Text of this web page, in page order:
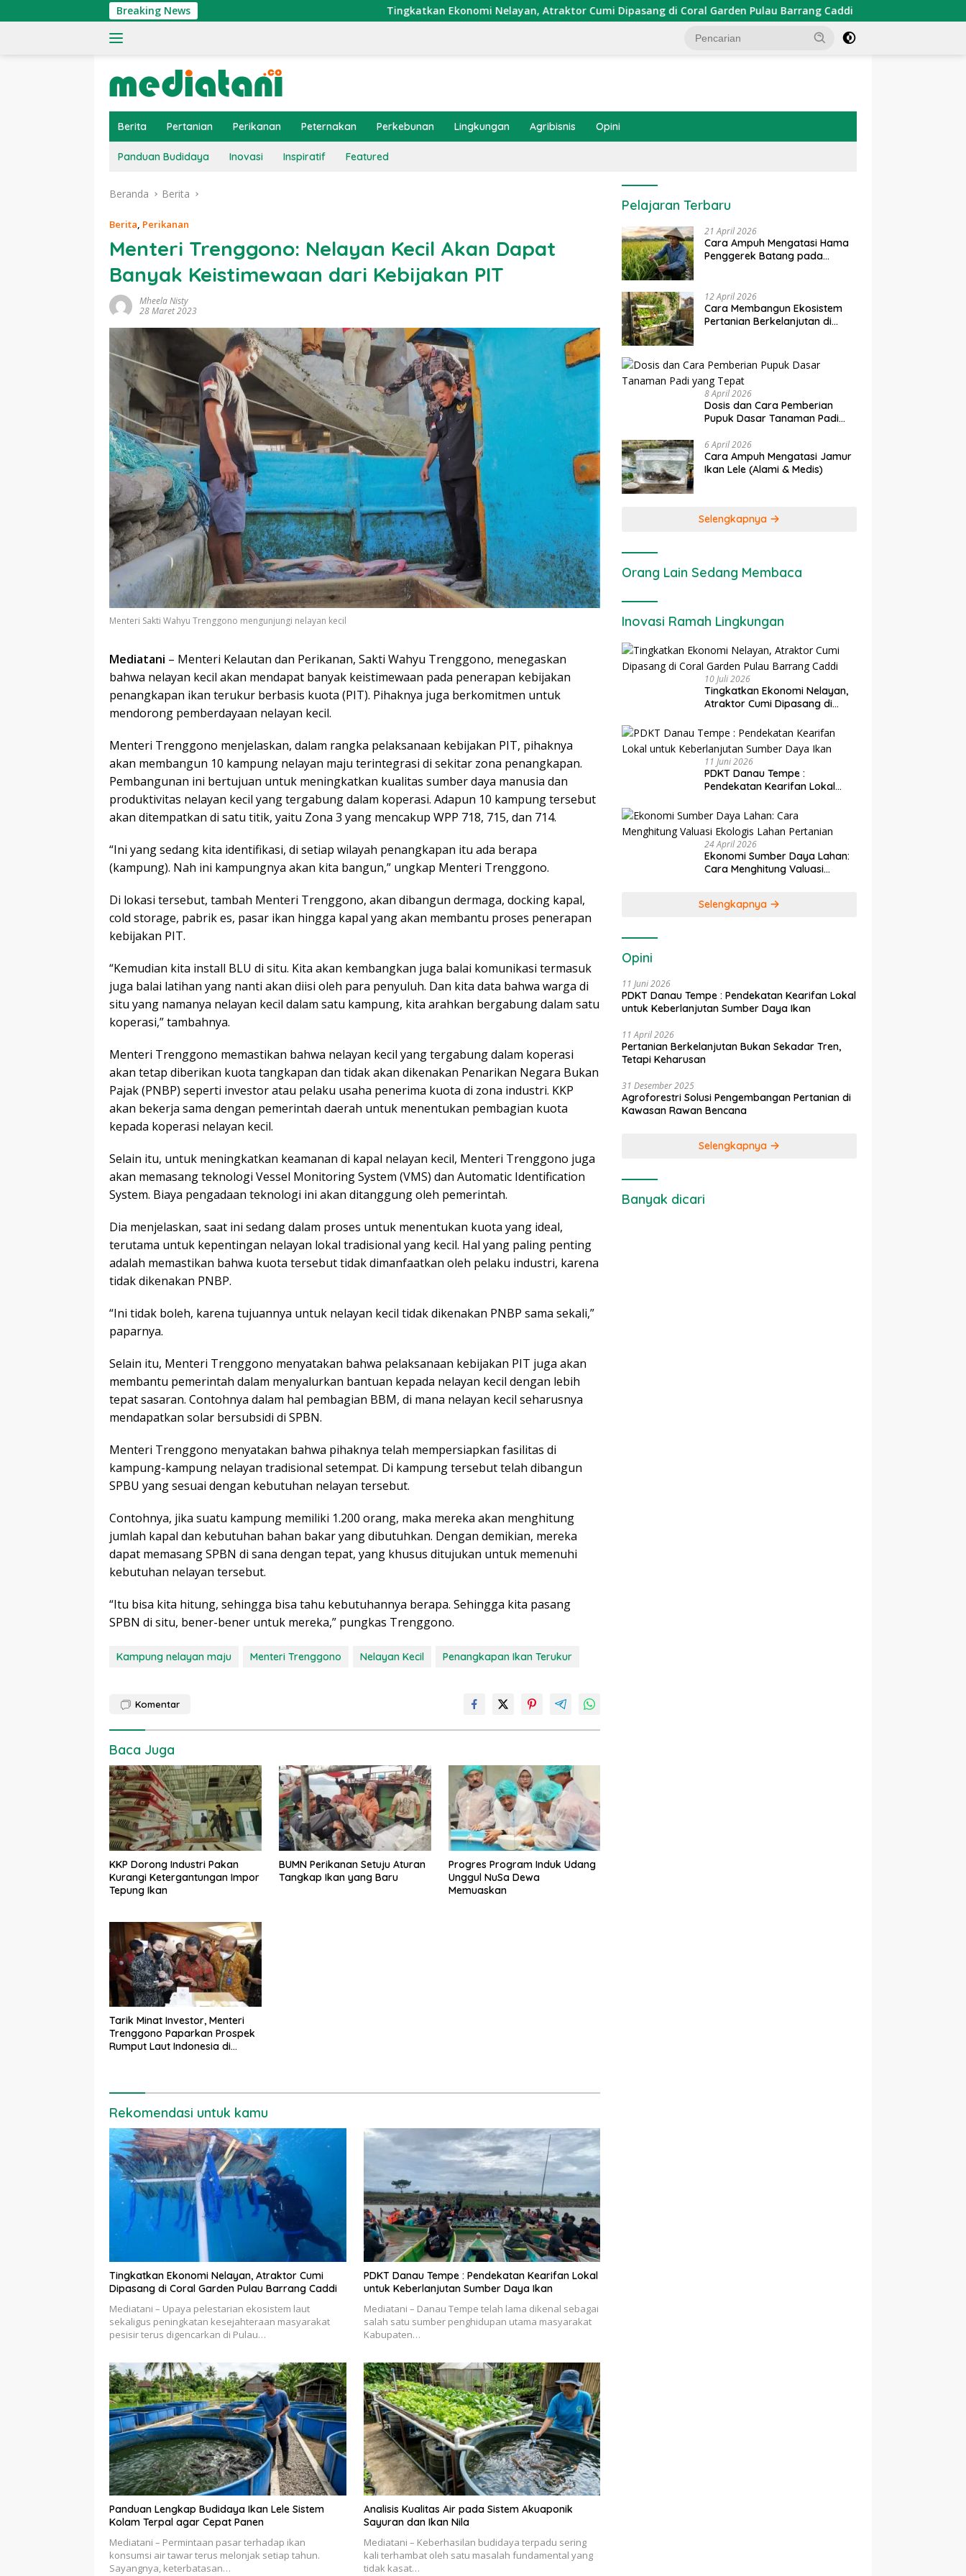
ke
Breaking News Tingkatkan Ekonomi Nelayan, Atraktor Cumi Dipasang di Coral Garden Pulau Barrang Caddi PDKT Danau Tempe :
Berita Pertanian Perikanan Peternakan Perkebunan Lingkungan Agribisnis Opini
Panduan Budidaya Inovasi Inspiratif Featured
Beranda Berita
Berita, Perikanan
Menteri Trenggono: Nelayan Kecil Akan Dapat
Banyak Keistimewaan dari Kebijakan PIT
Mheela Nisty
28 Maret 2023
Menteri Sakti Wahyu Trenggono mengunjungi nelayan kecil
Mediatani – Menteri Kelautan dan Perikanan, Sakti Wahyu Trenggono, menegaskan
bahwa nelayan kecil akan mendapat banyak keistimewaan pada penerapan kebijakan
penangkapan ikan terukur berbasis kuota (PIT). Pihaknya juga berkomitmen untuk
mendorong pemberdayaan nelayan kecil.
Menteri Trenggono menjelaskan, dalam rangka pelaksanaan kebijakan PIT, pihaknya
akan membangun 10 kampung nelayan maju terintegrasi di sekitar zona penangkapan.
Pembangunan ini bertujuan untuk meningkatkan kualitas sumber daya manusia dan
produktivitas nelayan kecil yang tergabung dalam koperasi. Adapun 10 kampung tersebut
akan ditempatkan di satu titik, yaitu Zona 3 yang mencakup WPP 718, 715, dan 714.
“Ini yang sedang kita identifikasi, di setiap wilayah penangkapan itu ada berapa
(kampung). Nah ini kampungnya akan kita bangun,” ungkap Menteri Trenggono.
Di lokasi tersebut, tambah Menteri Trenggono, akan dibangun dermaga, docking kapal,
cold storage, pabrik es, pasar ikan hingga kapal yang akan membantu proses penerapan
kebijakan PIT.
“Kemudian kita install BLU di situ. Kita akan kembangkan juga balai komunikasi termasuk
juga balai latihan yang nanti akan diisi oleh para penyuluh. Dan kita data bahwa warga di
situ yang namanya nelayan kecil dalam satu kampung, kita arahkan bergabung dalam satu
koperasi,” tambahnya.
Menteri Trenggono memastikan bahwa nelayan kecil yang tergabung dalam koperasi
akan tetap diberikan kuota tangkapan dan tidak akan dikenakan Penarikan Negara Bukan
Pajak (PNBP) seperti investor atau pelaku usaha penerima kuota di zona industri. KKP
akan bekerja sama dengan pemerintah daerah untuk menentukan pembagian kuota
kepada koperasi nelayan kecil.
Selain itu, untuk meningkatkan keamanan di kapal nelayan kecil, Menteri Trenggono juga
akan memasang teknologi Vessel Monitoring System (VMS) dan Automatic Identification
System. Biaya pengadaan teknologi ini akan ditanggung oleh pemerintah.
Dia menjelaskan, saat ini sedang dalam proses untuk menentukan kuota yang ideal,
terutama untuk kepentingan nelayan lokal tradisional yang kecil. Hal yang paling penting
adalah memastikan bahwa kuota tersebut tidak dimanfaatkan oleh pelaku industri, karena
tidak dikenakan PNBP.
“Ini tidak boleh, karena tujuannya untuk nelayan kecil tidak dikenakan PNBP sama sekali,”
paparnya.
Selain itu, Menteri Trenggono menyatakan bahwa pelaksanaan kebijakan PIT juga akan
membantu pemerintah dalam menyalurkan bantuan kepada nelayan kecil dengan lebih
tepat sasaran. Contohnya dalam hal pembagian BBM, di mana nelayan kecil seharusnya
mendapatkan solar bersubsidi di SPBN.
Menteri Trenggono menyatakan bahwa pihaknya telah mempersiapkan fasilitas di
kampung-kampung nelayan tradisional setempat. Di kampung tersebut telah dibangun
SPBU yang sesuai dengan kebutuhan nelayan tersebut.
Contohnya, jika suatu kampung memiliki 1.200 orang, maka mereka akan menghitung
jumlah kapal dan kebutuhan bahan bakar yang dibutuhkan. Dengan demikian, mereka
dapat memasang SPBN di sana dengan tepat, yang khusus ditujukan untuk memenuhi
kebutuhan nelayan tersebut.
“Itu bisa kita hitung, sehingga bisa tahu kebutuhannya berapa. Sehingga kita pasang
SPBN di situ, bener-bener untuk mereka,” pungkas Trenggono.
Kampung nelayan maju Menteri Trenggono Nelayan Kecil Penangkapan Ikan Terukur
Komentar
Baca Juga
KKP Dorong Industri Pakan
Kurangi Ketergantungan Impor
Tepung Ikan
BUMN Perikanan Setuju Aturan
Tangkap Ikan yang Baru
Progres Program Induk Udang
Unggul NuSa Dewa
Memuaskan
Tarik Minat Investor, Menteri
Trenggono Paparkan Prospek
Rumput Laut Indonesia di
Rekomendasi untuk kamu
Tingkatkan Ekonomi Nelayan, Atraktor Cumi
Dipasang di Coral Garden Pulau Barrang Caddi
Mediatani – Upaya pelestarian ekosistem laut
sekaligus peningkatan kesejahteraan masyarakat
pesisir terus digencarkan di Pulau…
PDKT Danau Tempe : Pendekatan Kearifan Lokal
untuk Keberlanjutan Sumber Daya Ikan
Mediatani – Danau Tempe telah lama dikenal sebagai
salah satu sumber penghidupan utama masyarakat
Kabupaten…
Panduan Lengkap Budidaya Ikan Lele Sistem
Kolam Terpal agar Cepat Panen
Mediatani – Permintaan pasar terhadap ikan
konsumsi air tawar terus melonjak setiap tahun.
Sayangnya, keterbatasan…
Analisis Kualitas Air pada Sistem Akuaponik
Sayuran dan Ikan Nila
Mediatani – Keberhasilan budidaya terpadu sering
kali terhambat oleh satu masalah fundamental yang
tidak kasat…
Pelajaran Terbaru
21 April 2026
Cara Ampuh Mengatasi Hama
Penggerek Batang pada
12 April 2026
Cara Membangun Ekosistem
Pertanian Berkelanjutan di
8 April 2026
Dosis dan Cara Pemberian
Pupuk Dasar Tanaman Padi
6 April 2026
Cara Ampuh Mengatasi Jamur
Ikan Lele (Alami & Medis)
Selengkapnya
Orang Lain Sedang Membaca
Inovasi Ramah Lingkungan
10 Juli 2026
Tingkatkan Ekonomi Nelayan,
Atraktor Cumi Dipasang di
Caddi
11 Juni 2026
PDKT Danau Tempe :
Pendekatan Kearifan Lokal
Daya Ikan
24 April 2026
Ekonomi Sumber Daya Lahan:
Cara Menghitung Valuasi
Selengkapnya
Opini
11 Juni 2026
PDKT Danau Tempe : Pendekatan Kearifan Lokal
untuk Keberlanjutan Sumber Daya Ikan
11 April 2026
Pertanian Berkelanjutan Bukan Sekadar Tren,
Tetapi Keharusan
31 Desember 2025
Agroforestri Solusi Pengembangan Pertanian di
Kawasan Rawan Bencana
Selengkapnya
Banyak dicari